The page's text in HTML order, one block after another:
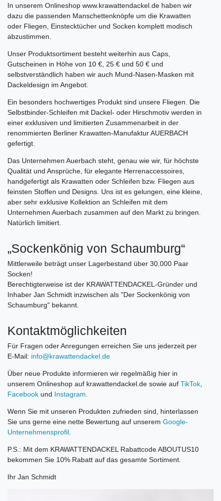
In unserem Onlineshop www.krawattendackel.de haben wir
dazu die passenden Manschettenknöpfe um die Krawatten
oder Fliegen, Einstecktücher und Socken komplett modisch
abzustimmen.
Unser Produktsortiment besteht weiterhin aus Caps,
Gutscheinen in Höhe von 10 €, 25 € und 50 € und
selbstverständlich haben wir auch Mund-Nasen-Masken mit
Dackeldesign im Angebot.
Ein besonders hochwertiges Produkt sind unsere Fliegen. Die
Selbstbinder-Schleifen mit Dackel- oder Hirschmotiv werden in
einer exklusiven und limitierten Zusammenarbeit in der
renommierten Berliner Krawatten-Manufaktur AUERBACH
gefertigt.
Das Unternehmen Auerbach steht, genau wie wir, für höchste
Qualität und Ansprüche, für elegante Herrenaccessoires,
handgefertigt als Krawatten oder Schleifen bzw. Fliegen aus
feinsten Stoffen und Designs. Uns ist es gelungen, eine kleine,
aber sehr exklusive Kollektion an Schleifen mit dem
Unternehmen Auerbach zusammen auf den Markt zu bringen.
Natürlich limitiert.
„Sockenkönig von Schaumburg“
Mittlerweile beträgt unser Lagerbestand über 30.000 Paar
Socken!
Berechtigterweise ist der KRAWATTENDACKEL-Gründer und
Inhaber Jan Schmidt inzwischen als "Der Sockenkönig von
Schaumburg" bekannt.
Kontaktmöglichkeiten
Für Fragen oder Anregungen erreichen Sie uns jederzeit per
E-Mail: info@krawattendackel.de
Über neue Produkte informieren wir regelmäßig hier in
unserem Onlineshop auf krawattendackel.de sowie auf TikTok
Facebook und Instagram
Wenn Sie mit unseren Produkten zufrieden sind, hinterlassen
Sie uns gerne eine nette Bewertung auf unserem Google-
Unternehmensprofil
P.S.: Mit dem KRAWATTENDACKEL Rabattcode ABOUTUS10
bekommen Sie 10% Rabatt auf das gesamte Sortiment.
Ihr Jan Schmidt